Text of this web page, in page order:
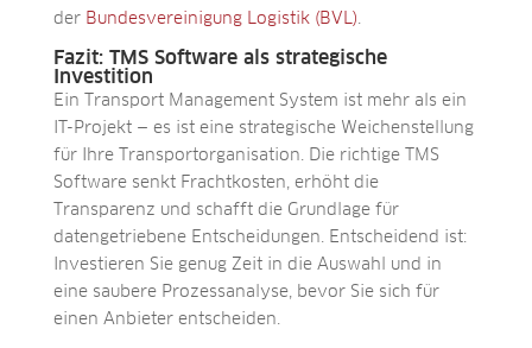
der Bundesvereinigung Logistik (BVL).
Fazit: TMS Software als strategische
Investition
Ein Transport Management System ist mehr als ein
IT-Projekt — es ist eine strategische Weichenstellung
für Ihre Transportorganisation. Die richtige TMS
Software senkt Frachtkosten, erhöht die
Transparenz und schafft die Grundlage für
datengetriebene Entscheidungen. Entscheidend ist:
Investieren Sie genug Zeit in die Auswahl und in
eine saubere Prozessanalyse, bevor Sie sich für
einen Anbieter entscheiden.